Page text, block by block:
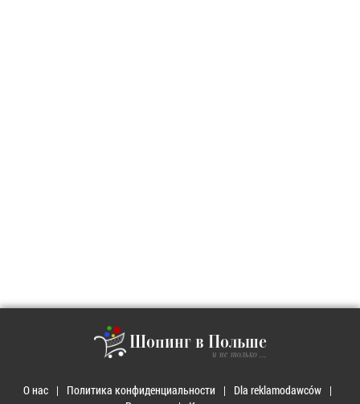
Шопинг в Польше
и не только ...
О нас Политика конфиденциальности
Dla reklamodawców